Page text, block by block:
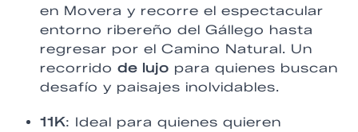
en Movera y recorre el espectacular
entorno ribereño del Gállego hasta
regresar por el Camino Natural. Un
recorrido de lujo para quienes buscan
desafío y paisajes inolvidables.
11K: Ideal para quienes quieren